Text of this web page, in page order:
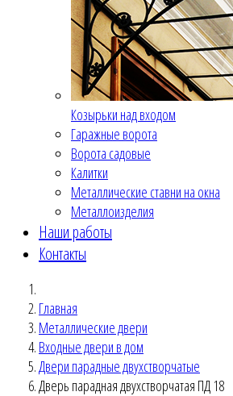
Козырьки над входом
Гаражные ворота
Ворота садовые
Калитки
Металлические ставни на окна
Металлоизделия
Наши работы
Контакты
Главная
Металлические двери
Входные двери в дом
Двери парадные двухстворчатые
Дверь парадная двухстворчатая ПД 18